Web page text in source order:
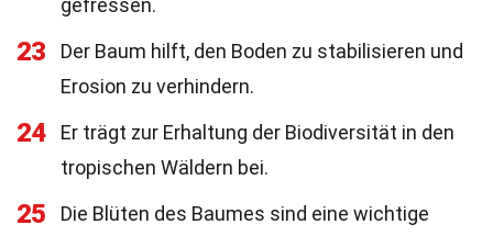
gefressen.
23
Der Baum hilft, den Boden zu stabilisieren und
Erosion zu verhindern.
24
Er trägt zur Erhaltung der Biodiversität in den
tropischen Wäldern bei.
25
Die Blüten des Baumes sind eine wichtige